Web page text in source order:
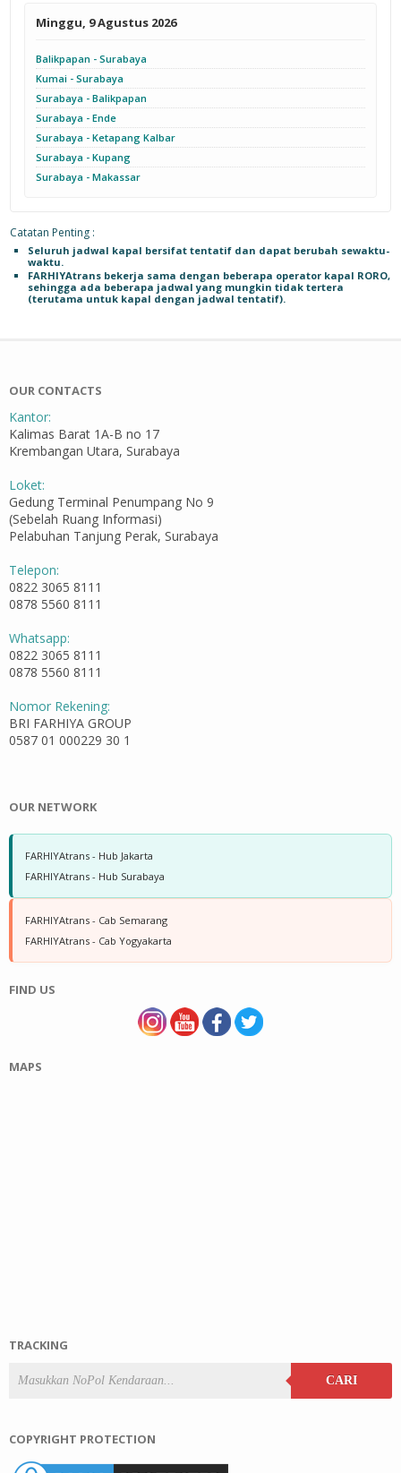
Minggu, 9 Agustus 2026
Balikpapan - Surabaya
Kumai - Surabaya
Surabaya - Balikpapan
Surabaya - Ende
Surabaya - Ketapang Kalbar
Surabaya - Kupang
Surabaya - Makassar
Catatan Penting :
Seluruh jadwal kapal bersifat tentatif dan dapat berubah sewaktu-
waktu.
FARHIYAtrans bekerja sama dengan beberapa operator kapal RORO,
sehingga ada beberapa jadwal yang mungkin tidak tertera
(terutama untuk kapal dengan jadwal tentatif).
OUR CONTACTS
Kantor:
Kalimas Barat 1A-B no 17
Krembangan Utara, Surabaya
Loket:
Gedung Terminal Penumpang No 9
(Sebelah Ruang Informasi)
Pelabuhan Tanjung Perak, Surabaya
Telepon:
0822 3065 8111
0878 5560 8111
Whatsapp:
0822 3065 8111
0878 5560 8111
Nomor Rekening:
BRI FARHIYA GROUP
0587 01 000229 30 1
OUR NETWORK
FARHIYAtrans - Hub Jakarta
FARHIYAtrans - Hub Surabaya
FARHIYAtrans - Cab Semarang
FARHIYAtrans - Cab Yogyakarta
FIND US
MAPS
TRACKING
CARI
COPYRIGHT PROTECTION